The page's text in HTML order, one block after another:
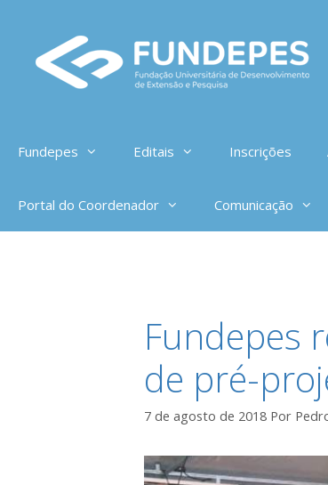
conteúdo
Fundepes Editais Inscrições
Portal do Coordenador Comunicação
Fundepes
de pré-
7 de agosto de 2018 Por